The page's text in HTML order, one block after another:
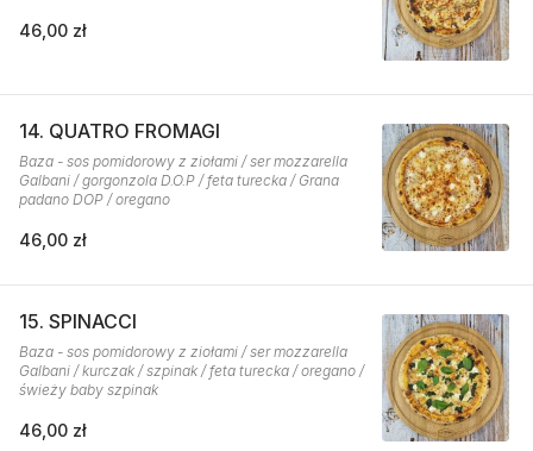
46,00 zł
14. QUATRO FROMAGI
Baza - sos pomidorowy z ziołami / ser mozzarella
Galbani / gorgonzola D.O.P / feta turecka / Grana
padano DOP / oregano
46,00 zł
15. SPINACCI
Baza - sos pomidorowy z ziołami / ser mozzarella
Galbani / kurczak / szpinak / feta turecka / oregano /
świeży baby szpinak
46,00 zł